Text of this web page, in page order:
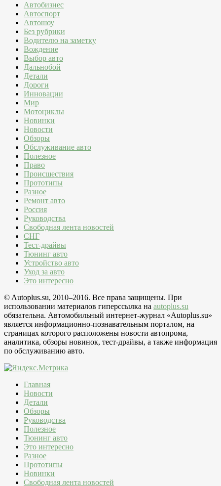
Автобизнес
Автоспорт
Автошоу
Без рубрики
Водителю на заметку
Вождение
Выбор авто
Дальнобой
Детали
Дороги
Инновации
Мир
Мотоциклы
Новинки
Новости
Обзоры
Обслуживание авто
Полезное
Право
Происшествия
Прототипы
Разное
Ремонт авто
Россия
Руководства
Свободная лента новостей
СНГ
Тест-драйвы
Тюнинг авто
Устройство авто
Уход за авто
Это интересно
© Autoplus.su, 2010–2016. Все права защищены. При
использовании материалов гиперссылка на autoplus.su
обязательна. Автомобильный интернет-журнал «Autoplus.su»
является информационно-познавательным порталом, на
страницах которого расположены новости автопрома,
аналитика, обзоры новинок, тест-драйвы, а также информация
по обслуживанию авто.
Главная
Новости
Детали
Обзоры
Руководства
Полезное
Тюнинг авто
Это интересно
Разное
Прототипы
Новинки
Свободная лента новостей